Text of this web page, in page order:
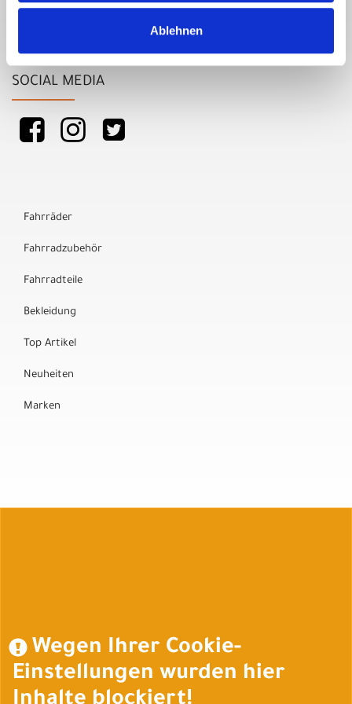
Ablehnen
SOCIAL MEDIA
Fahrräder
Fahrradzubehör
Fahrradteile
Bekleidung
Top Artikel
Neuheiten
Marken
Wegen Ihrer Cookie-
Einstellungen wurden hier